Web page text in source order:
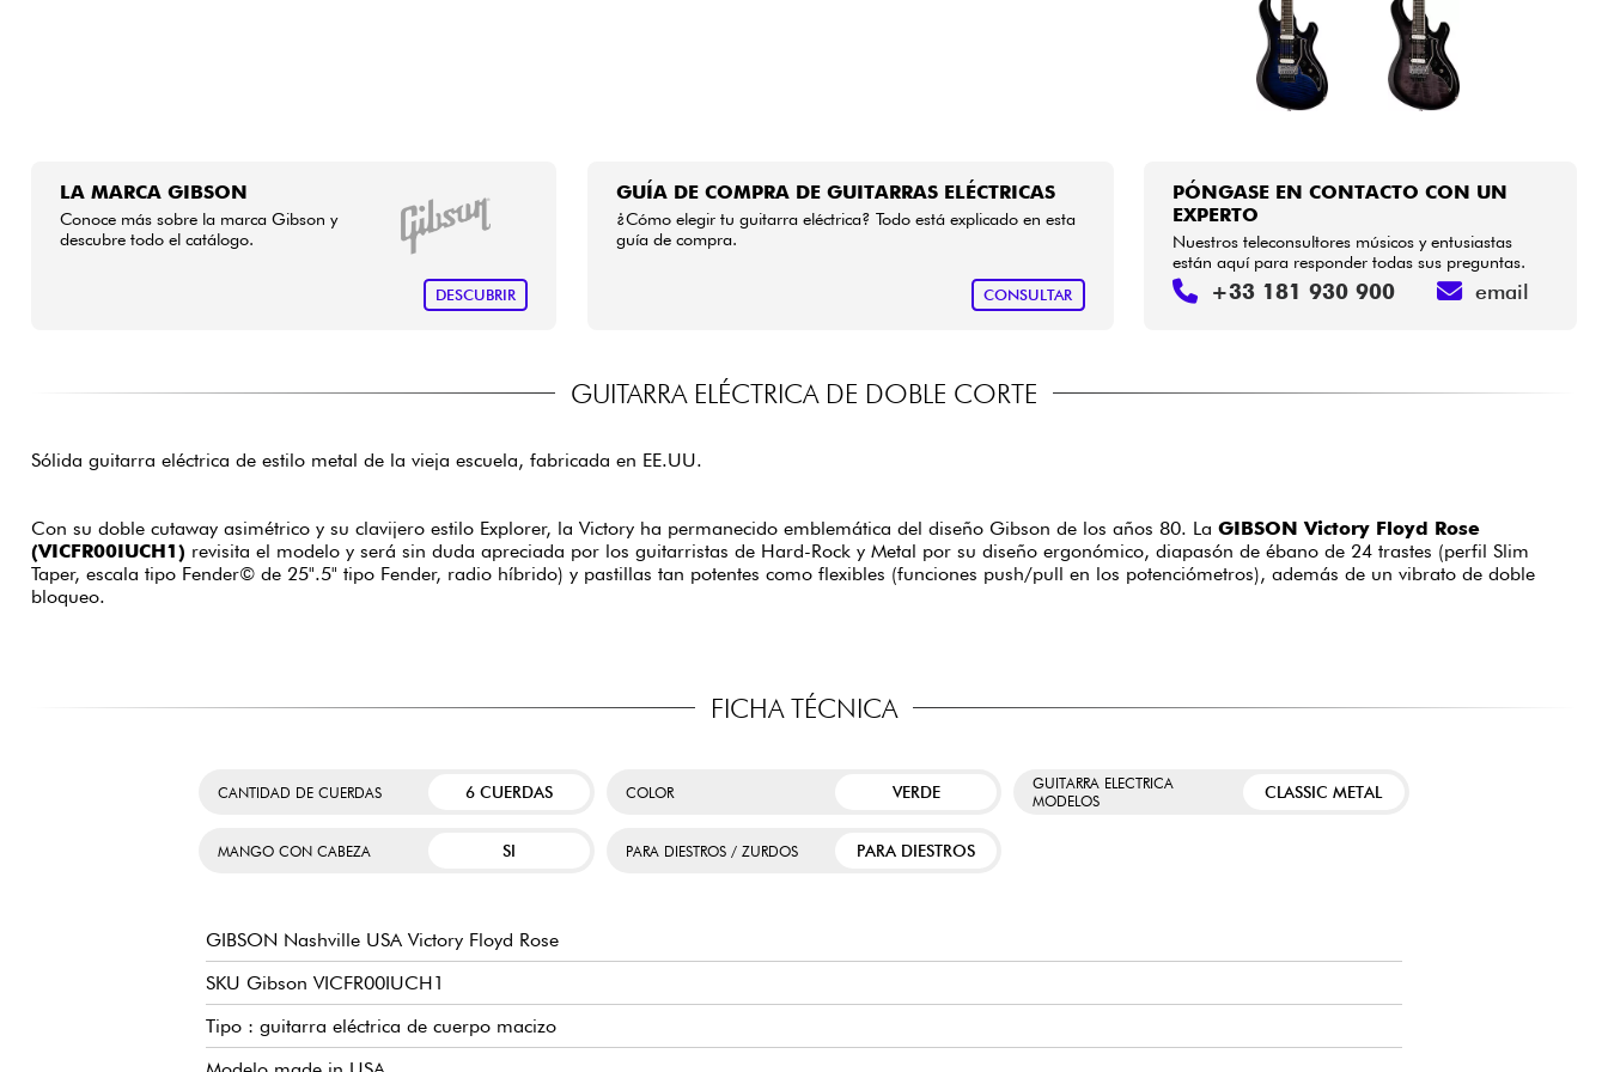
LA MARCA GIBSON
Conoce más sobre la marca Gibson y
descubre todo el catálogo.
DESCUBRIR
GUÍA DE COMPRA DE GUITARRAS ELÉCTRICAS
¿Cómo elegir tu guitarra eléctrica? Todo está explicado en esta
guía de compra.
CONSULTAR
PÓNGASE EN CONTACTO CON UN
EXPERTO
Nuestros teleconsultores músicos y entusiastas
están aquí para responder todas sus preguntas.
+33 181 930 900 email
GUITARRA ELÉCTRICA DE DOBLE CORTE
Sólida guitarra eléctrica de estilo metal de la vieja escuela, fabricada en EE.UU.
Con su doble cutaway asimétrico y su clavijero estilo Explorer, la Victory ha permanecido emblemática del diseño Gibson de los años 80. La GIBSON Victory Floyd Rose
(VICFR00IUCH1) revisita el modelo y será sin duda apreciada por los guitarristas de Hard-Rock y Metal por su diseño ergonómico, diapasón de ébano de 24 trastes (perfil Slim
Taper, escala tipo Fender© de 25".5" tipo Fender, radio híbrido) y pastillas tan potentes como flexibles (funciones push/pull en los potenciómetros), además de un vibrato de doble
bloqueo.
FICHA TÉCNICA
CANTIDAD DE CUERDAS 6 CUERDAS COLOR VERDE
GUITARRA ELECTRICA
MODELOS
CLASSIC METAL
MANGO CON CABEZA SI PARA DIESTROS / ZURDOS PARA DIESTROS
GIBSON Nashville USA Victory Floyd Rose
SKU Gibson VICFR00IUCH1
Tipo : guitarra eléctrica de cuerpo macizo